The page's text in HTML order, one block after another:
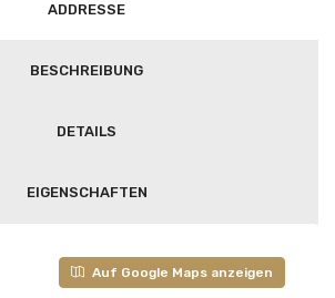
ADDRESSE
BESCHREIBUNG
DETAILS
EIGENSCHAFTEN
Auf Google Maps anzeigen